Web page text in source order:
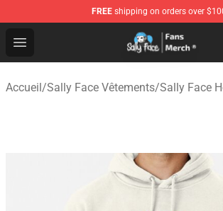
FREE shipping on orders over
Open menu
Sally Face Store - Official Sally Face
Accueil/Sally Face Vêtements/Sally Face